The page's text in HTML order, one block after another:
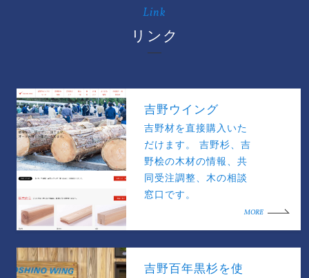
Link
リンク
吉野ウイング
吉野材を直接購入いた
だけます。 吉野杉、吉
野桧の木材の情報、共
同受注調整、木の相談
窓口です。
MORE
吉野百年黒杉を使